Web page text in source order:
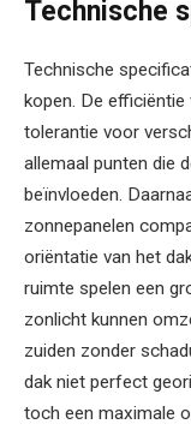
Technische
Technische
kopen. De efficiëntie
tolerantie voor
allemaal punten die
beïnvloeden.
zonnepanelen
oriëntatie van het
ruimte spelen een
zonlicht kunnen
zuiden zonder
dak niet perfect
toch een maximale